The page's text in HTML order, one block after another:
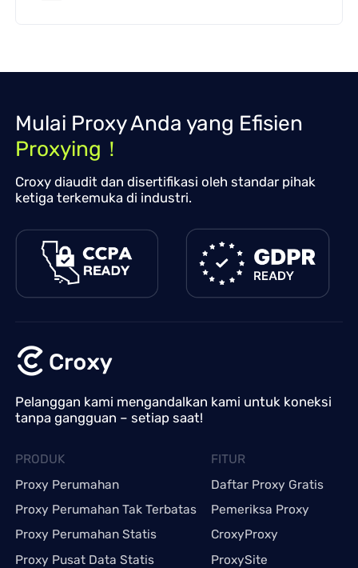
Mulai Proxy Anda yang Efisien
Proxying！
Croxy diaudit dan disertifikasi oleh standar pihak
ketiga terkemuka di industri.
Pelanggan kami mengandalkan kami untuk koneksi
tanpa gangguan – setiap saat!
PRODUK
Proxy Perumahan
Proxy Perumahan Tak Terbatas
Proxy Perumahan Statis
Proxy Pusat Data Statis
FITUR
Daftar Proxy Gratis
Pemeriksa Proxy
CroxyProxy
ProxySite